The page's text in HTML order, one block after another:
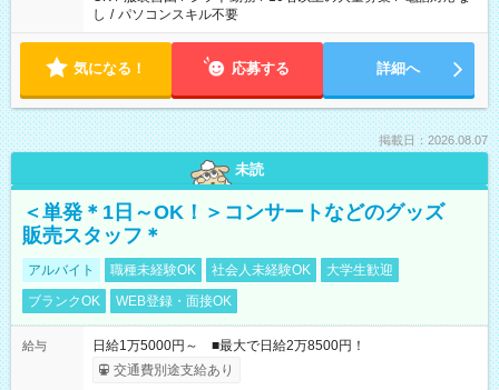
し / パソコンスキル不要
気になる！ 応募する 詳細へ
掲載日：2026.08.07
未読
＜単発＊1日～OK！＞コンサートなどのグッズ
販売スタッフ＊
アルバイト 職種未経験OK 社会人未経験OK
大学生歓迎
ブランクOK
WEB登録・面接OK
給与
日給1万5000円～ ■最大で日給2万8500円！
交通費別途支給あり